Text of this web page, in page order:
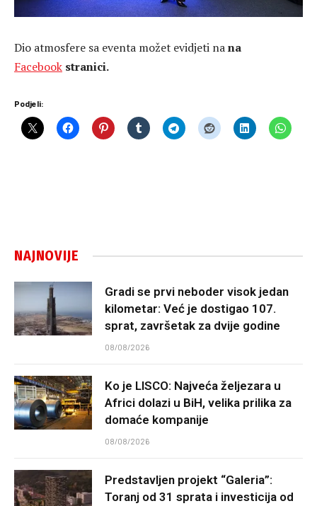
Dio atmosfere sa eventa možet evidjeti nana
Facebook stranici.
Podjeli:
NAJNOVIJE
Gradi se prvi neboder visok jedan
kilometar: Već je dostigao 107.
sprat, završetak za dvije godine
08/08/2026
Ko je LISCO: Najveća željezara u
Africi dolazi u BiH, velika prilika za
domaće kompanije
08/08/2026
Predstavljen projekt “Galeria”:
Toranj od 31 sprata i investicija od